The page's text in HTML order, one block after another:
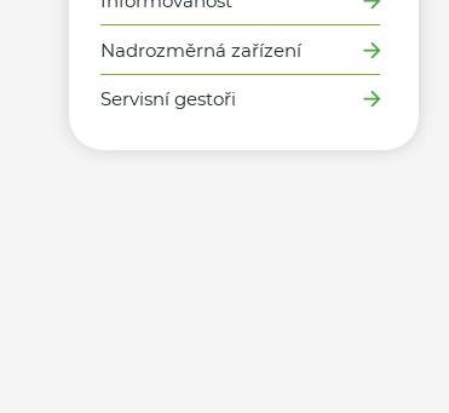
Nadrozměrná zařízení
Servisní gestoři